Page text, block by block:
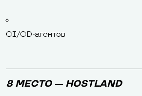
CI/CD-агентов
8 МЕСТО — HOSTLAND